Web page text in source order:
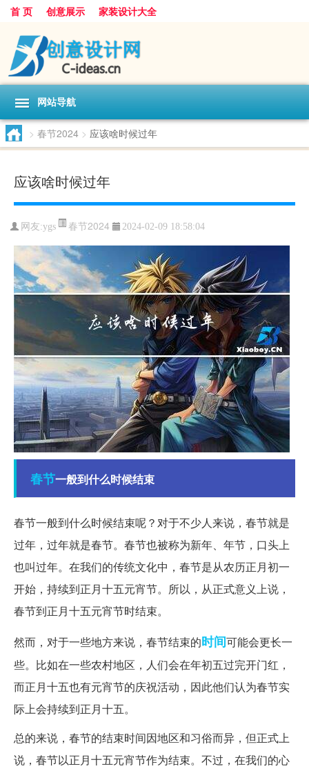
首 页 创意展示 家装设计大全
网站导航
> 春节2024 > 应该啥时候过年
应该啥时候过年
网友:ygs 春节2024 2024-02-09 18:58:04
春节一般到什么时候结束
春节一般到什么时候结束呢？对于不少人来说，春节就是
过年，过年就是春节。春节也被称为新年、年节，口头上
也叫过年。在我们的传统文化中，春节是从农历正月初一
开始，持续到正月十五元宵节。所以，从正式意义上说，
春节到正月十五元宵节时结束。
然而，对于一些地方来说，春节结束的时间可能会更长一
些。比如在一些农村地区，人们会在年初五过完开门红，
而正月十五也有元宵节的庆祝活动，因此他们认为春节实
际上会持续到正月十五。
总的来说，春节的结束时间因地区和习俗而异，但正式上
说，春节以正月十五元宵节作为结束。不过，在我们的心